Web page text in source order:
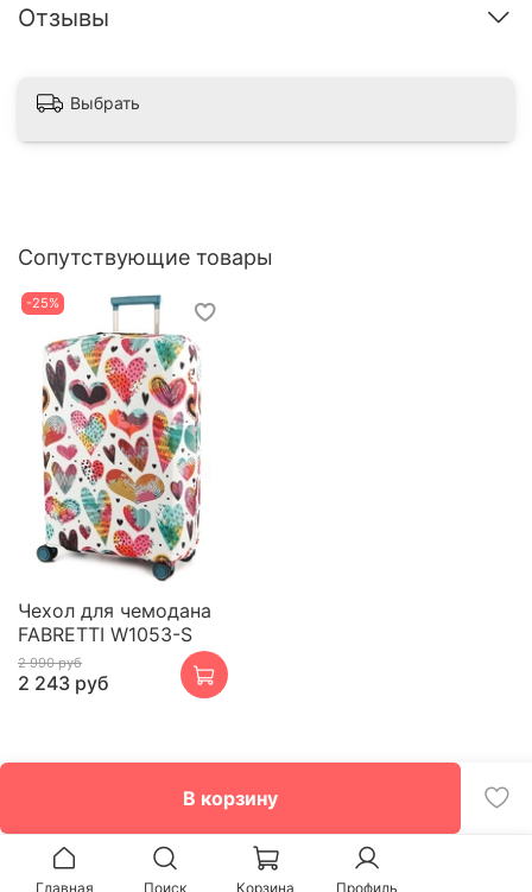
В корзину
Отзывы
Выбрать
Сопутствующие товары
-25%
Чехол для чемодана
FABRETTI W1053-S
2 990 руб
2 243 руб
Главная Поиск Корзина Профиль